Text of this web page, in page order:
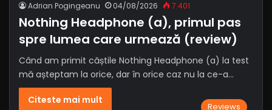
Adrian Pogingeanu 04/08/2026 7.401
Nothing Headphone (a), primul pas
spre lumea care urmează (review)
Când am primit căștile Nothing Headphone (a) la test
mă așteptam la orice, dar în orice caz nu la ce-a…
Citeste mai mult
Reviews